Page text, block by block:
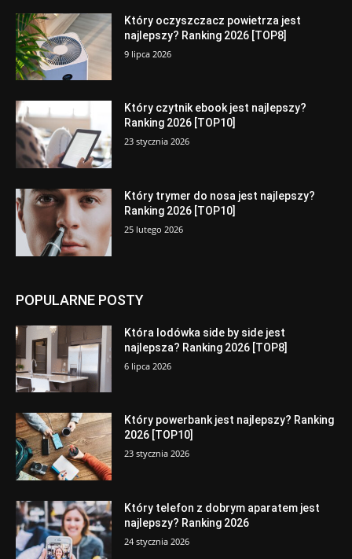
Który oczyszczacz powietrza jest
najlepszy? Ranking 2026 [TOP8]
9 lipca 2026
Który czytnik ebook jest najlepszy?
Ranking 2026 [TOP10]
23 stycznia 2026
Który trymer do nosa jest najlepszy?
Ranking 2026 [TOP10]
25 lutego 2026
POPULARNE POSTY
Która lodówka side by side jest
najlepsza? Ranking 2026 [TOP8]
6 lipca 2026
Który powerbank jest najlepszy? Ranking
2026 [TOP10]
23 stycznia 2026
Który telefon z dobrym aparatem jest
najlepszy? Ranking 2026
24 stycznia 2026